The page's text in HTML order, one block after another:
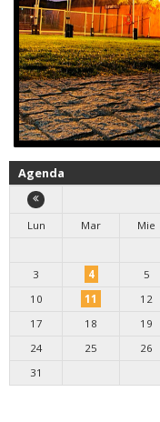
Agenda
Lun
Mar Mie
3
4 5
10
11 12
17
18 19
24
25 26
31